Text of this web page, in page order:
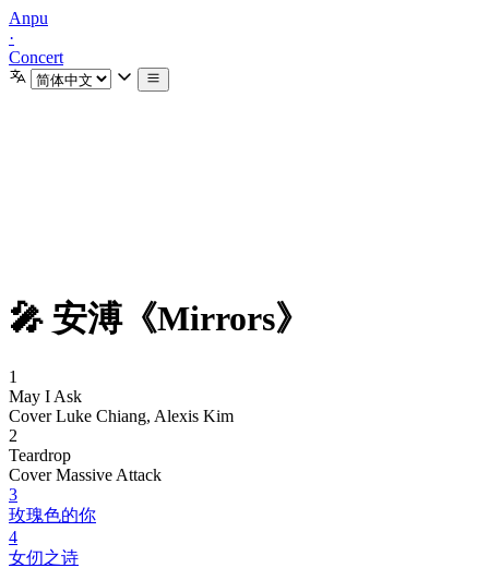
Anpu
·
Concert
🎤 安溥《Mirrors》
1
May I Ask
Cover Luke Chiang, Alexis Kim
2
Teardrop
Cover Massive Attack
3
玫瑰色的你
4
女仞之诗